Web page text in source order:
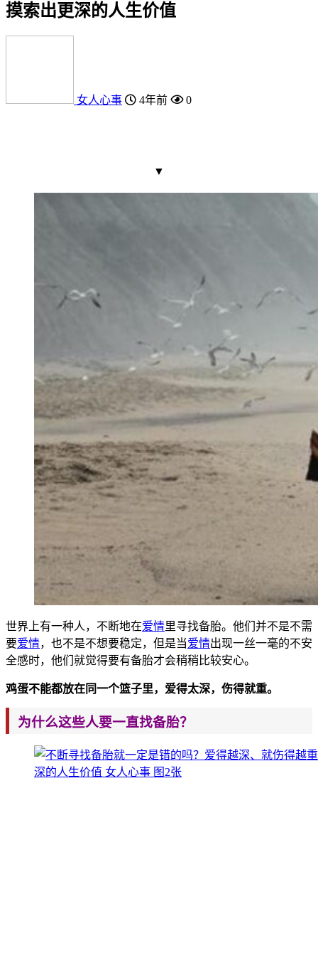
摸索出更深的人生价值
女人心事 4年前 0
▼
世界上有一种人，不断地在爱情里寻找备胎。他们并不是不需
要爱情，也不是不想要稳定，但是当爱情出现一丝一毫的不安
全感时，他们就觉得要有备胎才会稍稍比较安心。
鸡蛋不能都放在同一个篮子里，爱得太深，伤得就重。
为什么这些人要一直找备胎？